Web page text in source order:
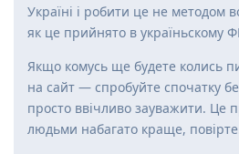
Україні і робити це не методом
як це прийнято в україньскому
Якщо комусь ще будете колись
на сайт — спробуйте спочатку
просто ввічливо зауважити. Це
людьми набагато краще,